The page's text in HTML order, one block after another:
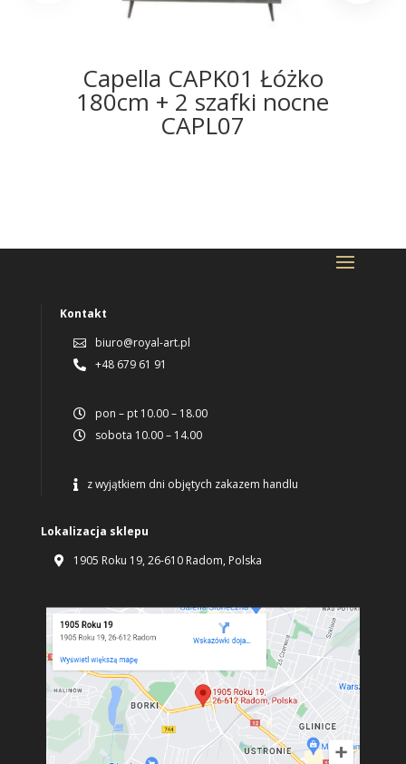
Capella CAPK01 Łóżko
180cm + 2 szafki nocne
CAPL07
Kontakt
 biuro@royal-art.pl
 +48 679 61 91
 pon – pt 10.00 – 18.00
 sobota 10.00 – 14.00
 z wyjątkiem dni objętych zakazem handlu
Lokalizacja sklepu
 1905 Roku 19, 26-610 Radom, Polska